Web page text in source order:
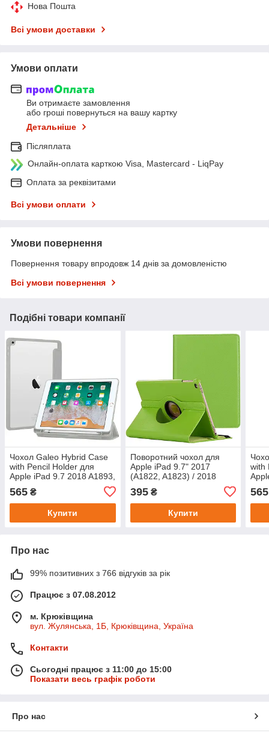
Нова Пошта
Всі умови доставки
Умови оплати
Ви отримаєте замовлення
або гроші повернуться на вашу картку
Детальніше
Післяплата
Онлайн-оплата карткою Visa, Mastercard - LiqPay
Оплата за реквізитами
Всі умови оплати
Умови повернення
Повернення товару впродовж 14 днів за домовленістю
Всі умови повернення
Подібні товари компанії
Чохол Galeo Hybrid Case
with Pencil Holder для
Apple iPad 9.7 2018 A1893,
565 ₴
Купити
Поворотний чохол для
Apple iPad 9.7" 2017
(A1822, A1823) / 2018
395₴
Купити
with
565
Про нас
99% позитивних з 766 відгуків за рік
Працює з 07.08.2012
м. Крюківщина
вул. Жулянська, 1Б, Крюківщина, Україна
Контакти
Сьогодні працює з 11:00 до 15:00
Показати весь графік роботи
Про нас